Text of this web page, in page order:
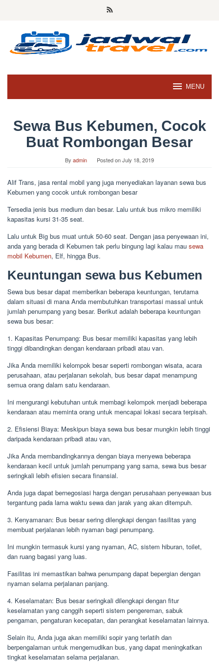
MENU
Sewa Bus Kebumen, Cocok
Buat Rombongan Besar
By admin Posted onJuly 18, 2019
Alif Trans, jasa rental mobil yang juga menyediakan layanan sewa bus
Kebumen yang cocok untuk rombongan besar
Tersedia jenis bus medium dan besar. Lalu untuk bus mikro memiliki
kapasitas kursi 31-35 seat.
Lalu untuk Big bus muat untuk 50-60 seat. Dengan jasa penyewaan ini,
anda yang berada di Kebumen tak perlu bingung lagi kalau mau sewa
mobil Kebumen, Elf, hingga Bus.
Keuntungan sewa bus Kebumen
Sewa bus besar dapat memberikan beberapa keuntungan, terutama
dalam situasi di mana Anda membutuhkan transportasi massal untuk
jumlah penumpang yang besar. Berikut adalah beberapa keuntungan
sewa bus besar:
1. Kapasitas Penumpang: Bus besar memiliki kapasitas yang lebih
tinggi dibandingkan dengan kendaraan pribadi atau van.
Jika Anda memiliki kelompok besar seperti rombongan wisata, acara
perusahaan, atau perjalanan sekolah, bus besar dapat menampung
semua orang dalam satu kendaraan.
Ini mengurangi kebutuhan untuk membagi kelompok menjadi beberapa
kendaraan atau meminta orang untuk mencapai lokasi secara terpisah.
2. Efisiensi Biaya: Meskipun biaya sewa bus besar mungkin lebih tinggi
daripada kendaraan pribadi atau van,
Jika Anda membandingkannya dengan biaya menyewa beberapa
kendaraan kecil untuk jumlah penumpang yang sama, sewa bus besar
seringkali lebih efisien secara finansial.
Anda juga dapat bernegosiasi harga dengan perusahaan penyewaan bus
tergantung pada lama waktu sewa dan jarak yang akan ditempuh.
3. Kenyamanan: Bus besar sering dilengkapi dengan fasilitas yang
membuat perjalanan lebih nyaman bagi penumpang.
Ini mungkin termasuk kursi yang nyaman, AC, sistem hiburan, toilet,
dan ruang bagasi yang luas.
Fasilitas ini memastikan bahwa penumpang dapat bepergian dengan
nyaman selama perjalanan panjang.
4. Keselamatan: Bus besar seringkali dilengkapi dengan fitur
keselamatan yang canggih seperti sistem pengereman, sabuk
pengaman, pengaturan kecepatan, dan perangkat keselamatan lainnya.
Selain itu, Anda juga akan memiliki sopir yang terlatih dan
berpengalaman untuk mengemudikan bus, yang dapat meningkatkan
tingkat keselamatan selama perjalanan.